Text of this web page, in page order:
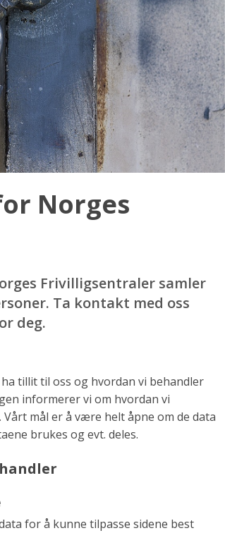
Norges
Frivilligsentraler samler
Ta kontakt med oss
deg.
tillit til oss og hvordan vi behandler
informerer vi om hvordan vi
mål er å være helt åpne om de data
brukes og evt. deles.
for å kunne tilpasse sidene best